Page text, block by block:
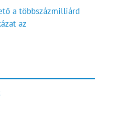
a többszázmilliárd
az